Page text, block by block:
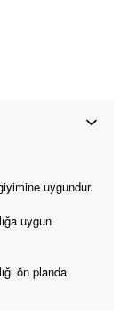
uygundur.
uygun
ön planda